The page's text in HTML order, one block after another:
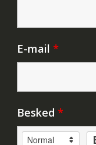
E-mail *
Besked *